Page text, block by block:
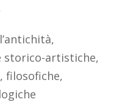
artistiche,
filosofiche,